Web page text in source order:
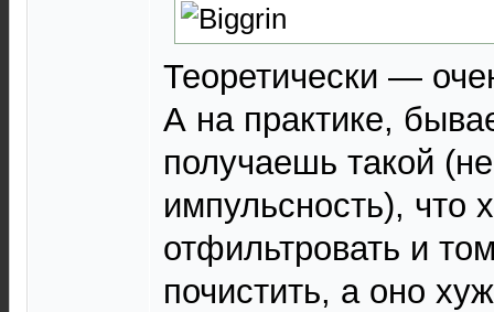
Теоретически —
А на практике,
получаешь такой
импульсность), что
отфильтровать и
почистить, а оно